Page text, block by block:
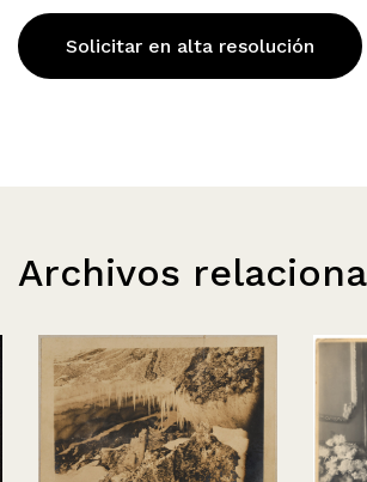
Solicitar en alta resolución
Archivos